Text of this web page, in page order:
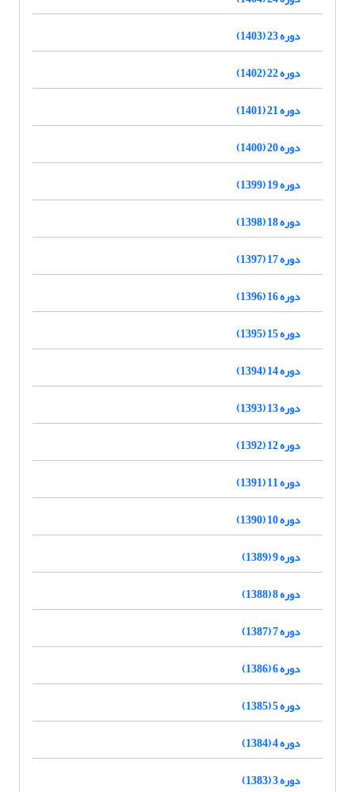
دوره 23 (1403)
دوره 22 (1402)
دوره 21 (1401)
دوره 20 (1400)
دوره 19 (1399)
دوره 18 (1398)
دوره 17 (1397)
دوره 16 (1396)
دوره 15 (1395)
دوره 14 (1394)
دوره 13 (1393)
دوره 12 (1392)
دوره 11 (1391)
دوره 10 (1390)
دوره 9 (1389)
دوره 8 (1388)
دوره 7 (1387)
دوره 6 (1386)
دوره 5 (1385)
دوره 4 (1384)
دوره 3 (1383)